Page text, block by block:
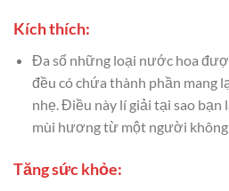
Kích thích:
Đa số những loại nước hoa
đều có chứa thành phần mang
nhẹ. Điều này lí giải tại sao
mùi hương từ một người
Tăng sức khỏe: